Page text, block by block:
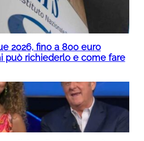
2026, fino a 800 euro
può richiederlo e come fare